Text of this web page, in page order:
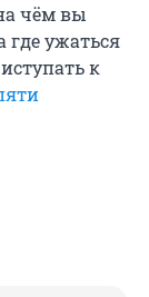
чём вы
где ужаться
к